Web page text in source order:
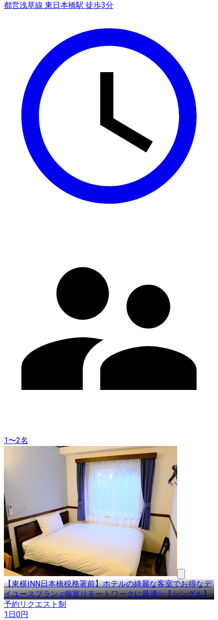
都営浅草線 東日本橋駅 徒歩3分
1〜2名
【東横INN日本橋税務署前】ホテルの綺麗な客室でお得なデ
イユースプラン♫個室リモートワークに最適✨【シングル】
予約リクエスト制
1日0円